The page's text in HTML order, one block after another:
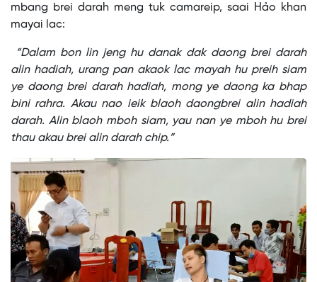
mbang brei darah meng tuk camareip, saai Hảo khan
mayai lac:
“Dalam bon lin jeng hu danak dak daong brei darah
alin hadiah, urang pan akaok lac mayah hu preih siam
ye daong brei darah hadiah, mong ye daong ka bhap
bini rahra. Akau nao ieik blaoh daongbrei alin hadiah
darah. Alin blaoh mboh siam, yau nan ye mboh hu brei
thau akau brei alin darah chip.”